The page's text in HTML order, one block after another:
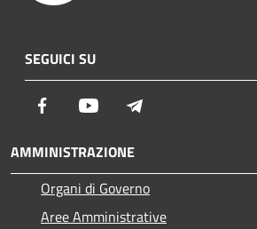
SEGUICI SU
Facebook Youtube
AMMINISTRAZIONE
Organi di Governo
Aree Amministrative